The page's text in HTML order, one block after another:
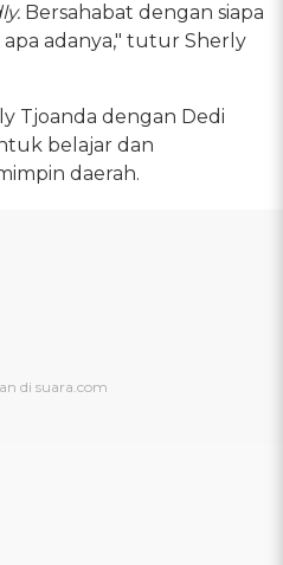
Bersahabat dengan siapa
apa adanya," tutur Sherly
Tjoanda dengan Dedi
belajar dan
daerah.